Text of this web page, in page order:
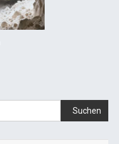
Suchen